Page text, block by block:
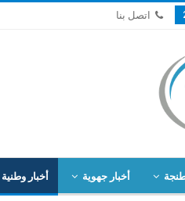
اتصل بنا
طنجة أخبار جهوية أخبار وطنية